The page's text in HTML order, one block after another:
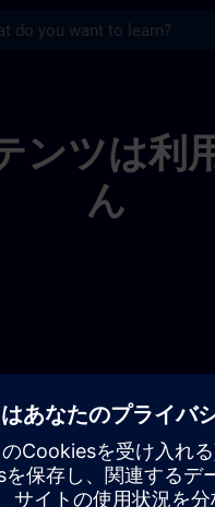
ンツは利
ん